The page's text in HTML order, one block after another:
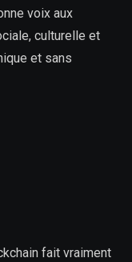
voix aux
culturelle et
et sans
fait vraiment